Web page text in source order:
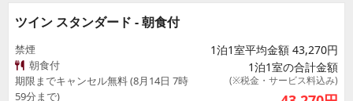
ツイン スタンダード - 朝食付
禁煙
朝食付
期限までキャンセル無料 (8月14日 7時
59分まで)
1泊1室平均金額 43,270円
1泊1室の合計金額
(※税金・サービス料込み)